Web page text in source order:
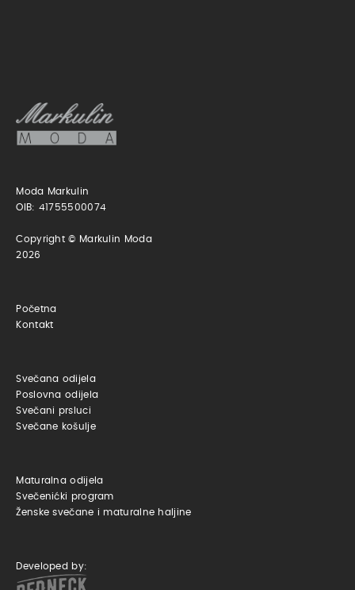
Moda Markulin
OIB: 41755500074
Copyright © Markulin Moda
2026
Početna
Kontakt
Svečana odijela
Poslovna odijela
Svečani prsluci
Svečane košulje
Maturalna odijela
Svečenićki program
Ženske svečane i maturalne haljine
Developed by: